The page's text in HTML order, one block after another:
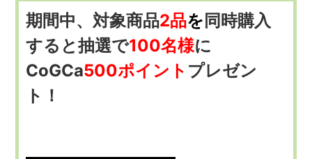
期間中、対象商品2品を 同時購入
すると抽選で100名様に
CoGCa500ポイント プレゼン
ト！